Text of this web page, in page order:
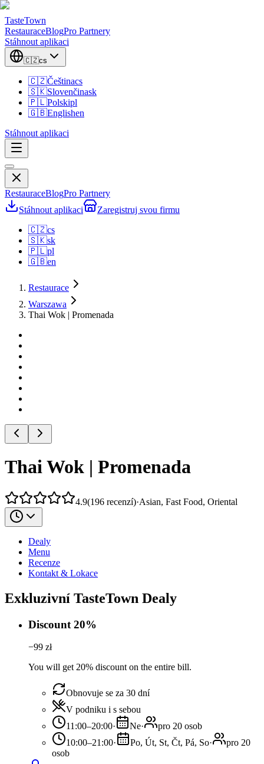
TasteTown
RestauraceBlogPro Partnery
Stáhnout aplikaci
🇨🇿cs
🇨🇿Češtinacs
🇸🇰Slovenčinask
🇵🇱Polskipl
🇬🇧Englishen
Stáhnout aplikaci
RestauraceBlogPro Partnery
Stáhnout aplikaci
Zaregistruj svou firmu
🇨🇿cs
🇸🇰sk
🇵🇱pl
🇬🇧en
Restaurace
Warszawa
Thai Wok | Promenada
Thai Wok | Promenada
4.9(196 recenzí)·Asian, Fast Food, Oriental
Dealy
Menu
Recenze
Kontakt & Lokace
Exkluzivní TasteTown Dealy
Discount 20%
−99 zł
You will get 20% discount on the entire bill.
Obnovuje se za 30 dní
V podniku i s sebou
11:00–20:00· Ne·
pro 20 osob
10:00–21:00· Po, Út, St, Čt, Pá, So·
pro 20
osob